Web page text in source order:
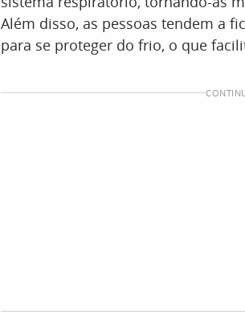
Além disso, as pessoas tendem a
para se proteger do frio, o que